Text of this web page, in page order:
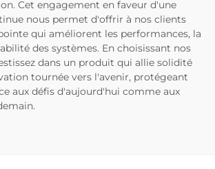
Cet engagement en faveur d'une
nous permet d'offrir à nos clients
qui améliorent les performances, la
des systèmes. En choisissant nos
dans un produit qui allie solidité
tournée vers l'avenir, protégeant
aux défis d'aujourd'hui comme aux